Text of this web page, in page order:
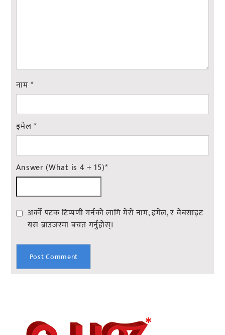
नाम *
इमेल*
Answer (What is 4 + 15)*
अर्को पटक टिप्पणी गर्नको लागि मेरो नाम, इमेल, र वेबसाइट
यस ब्राउजरमा बचत गर्नुहोस्।